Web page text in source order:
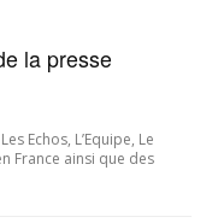
la presse
Echos, L’Equipe, Le
France ainsi que des